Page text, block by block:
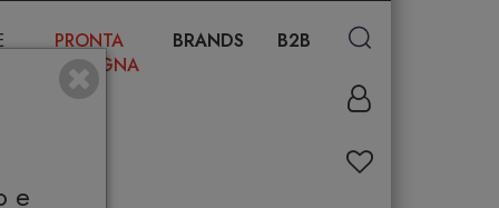
e
PRONTA
CONSEGNA
BRANDS B2B